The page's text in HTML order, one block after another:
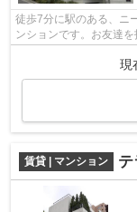
徒歩7分に駅のある、ニ
ンションです。お友達
りとした作りが特徴の
現
賃貸 | マンション